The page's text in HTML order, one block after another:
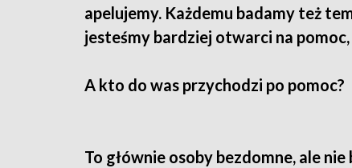
apelujemy. Każdemu badamy też
jesteśmy bardziej otwarci na
A kto do was przychodzi po pomoc?
To głównie osoby bezdomne, ale